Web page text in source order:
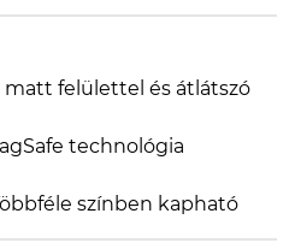
matt felülettel és átlátszó
technológia
színben kapható